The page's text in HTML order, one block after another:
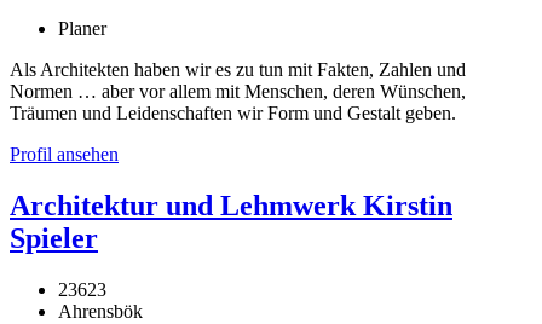
Planer
Als Architekten haben wir es zu tun mit Fakten, Zahlen und
Normen … aber vor allem mit Menschen, deren Wünschen,
Träumen und Leidenschaften wir Form und Gestalt geben.
Profil ansehen
Architektur und Lehmwerk Kirstin
Spieler
23623
Ahrensbök